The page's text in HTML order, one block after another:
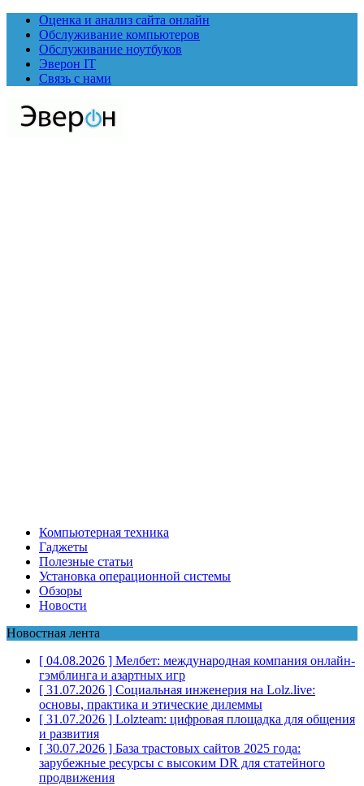
Оценка и анализ сайта онлайн
Обслуживание компьютеров
Обслуживание ноутбуков
Эверон IT
Связь с нами
Компьютерная техника
Гаджеты
Полезные статьи
Установка операционной системы
Обзоры
Новости
Новостная лента
[ 04.08.2026 ] Мелбет: международная компания онлайн-
гэмблинга и азартных игр
[ 31.07.2026 ] Социальная инженерия на Lolz.live:
основы, практика и этические дилеммы
[ 31.07.2026 ] Lolzteam: цифровая площадка для общения
и развития
[ 30.07.2026 ] База трастовых сайтов 2025 года:
зарубежные ресурсы с высоким DR для статейного
продвижения